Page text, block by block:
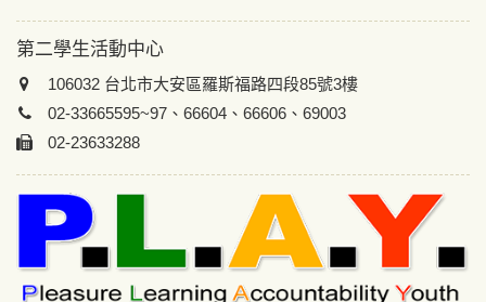
第二學生活動中心
106032 台北市大安區羅斯福路四段85號3樓
02-33665595~97、66604、66606、69003
02-23633288